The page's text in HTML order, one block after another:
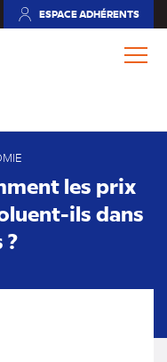
ESPACE ADHÉRENTS
(NOUVEL
les prix
ils dans
?